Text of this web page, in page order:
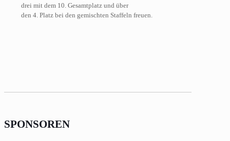
drei mit dem 10. Gesamtplatz und über
den 4. Platz bei den gemischten Staffeln freuen.
SPONSOREN